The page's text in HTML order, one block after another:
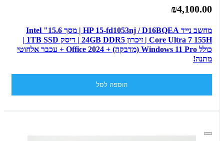
₪4,100.00
מחשב נייד HP 15-fd1053nj / D16BQEA | מסך 15.6" Intel
Core Ultra 7 155H | זיכרון 24GB DDR5 | דיסק 1TB SSD |
כולל Windows 11 Pro (מדבקה) + Office 2024 + עכבר אלחוטי
מתנה!
הוספה לסל